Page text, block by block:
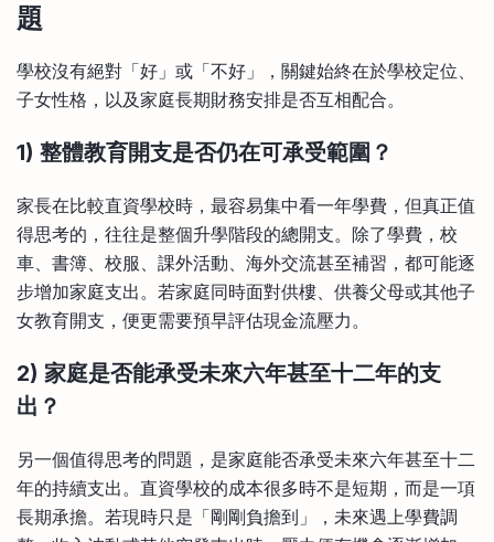
題
學校沒有絕對「好」或「不好」，關鍵始終在於學校定位、
子女性格，以及家庭長期財務安排是否互相配合。
1) 整體教育開支是否仍在可承受範圍？
家長在比較直資學校時，最容易集中看一年學費，但真正值
得思考的，往往是整個升學階段的總開支。除了學費，校
車、書簿、校服、課外活動、海外交流甚至補習，都可能逐
步增加家庭支出。若家庭同時面對供樓、供養父母或其他子
女教育開支，便更需要預早評估現金流壓力。
2) 家庭是否能承受未來六年甚至十二年的支
出？
另一個值得思考的問題，是家庭能否承受未來六年甚至十二
年的持續支出。直資學校的成本很多時不是短期，而是一項
長期承擔。若現時只是「剛剛負擔到」，未來遇上學費調